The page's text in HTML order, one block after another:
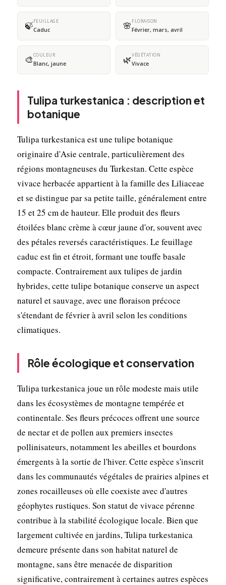
🍃FEUILLAGE
Caduc 🌸 FLORAISON
Février, mars, avril
🎨COULEUR
Blanc, jaune 🌿VÉGÉTATION
Vivace
Tulipa turkestanica : description et
botanique
Tulipa turkestanica est une tulipe botanique
originaire d'Asie centrale, particulièrement des
régions montagneuses du Turkestan. Cette espèce
vivace herbacée appartient à la famille des Liliaceae
et se distingue par sa petite taille, généralement entre
15 et 25 cm de hauteur. Elle produit des fleurs
étoilées blanc crème à cœur jaune d'or, souvent avec
des pétales revers­és caractéristiques. Le feuillage
caduc est fin et étroit, formant une touffe basale
compacte. Contrairement aux tulipes de jardin
hybrides, cette tulipe botanique conserve un aspect
naturel et sauvage, avec une floraison précoce
s'étendant de février à avril selon les conditions
climatiques.
Rôle écologique et conservation
Tulipa turkestanica joue un rôle modeste mais utile
dans les écosystèmes de montagne tempérée et
continentale. Ses fleurs précoces offrent une source
de nectar et de pollen aux premiers insectes
pollinisateurs, notamment les abeilles et bourdons
émergents à la sortie de l'hiver. Cette espèce s'inscrit
dans les communautés végétales de prairies alpines et
zones rocailleuses où elle coexiste avec d'autres
géophytes rustiques. Son statut de vivace pérenne
contribue à la stabilité écologique locale. Bien que
largement cultivée en jardins, Tulipa turkestanica
demeure présente dans son habitat naturel de
montagne, sans être menacée de disparition
significative, contrairement à certaines autres espèces